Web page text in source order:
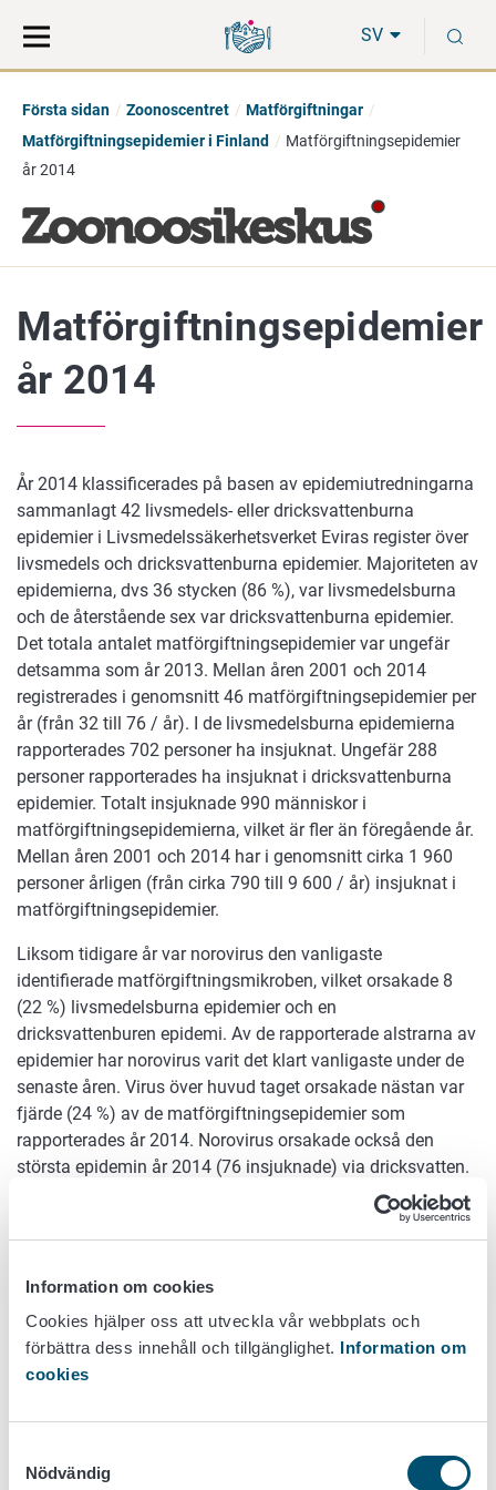
Information om cookies
Cookies hjälper oss att utveckla vår webbplats och
förbättra dess innehåll och tillgänglighet. Information om
cookies
Nödvändig
direkt
till
på
hela
SV
Första sidan Zoonoscentret
Matförgiftningar
Matförgiftningsepidemier i Finland
Matförgiftningsepidemier
år 2014
Matförgiftningsepidemier
år 2014
År 2014 klassificerades på basen av epidemiutredningarna
sammanlagt 42 livsmedels- eller dricksvattenburna
epidemier i Livsmedelssäkerhetsverket Eviras register över
livsmedels och dricksvattenburna epidemier. Majoriteten av
epidemierna, dvs 36 stycken (86 %), var livsmedelsburna
och de återstående sex var dricksvattenburna epidemier.
Det totala antalet matförgiftningsepidemier var ungefär
detsamma som år 2013. Mellan åren 2001 och 2014
registrerades i genomsnitt 46 matförgiftningsepidemier per
år (från 32 till 76 / år). I de livsmedelsburna epidemierna
rapporterades 702 personer ha insjuknat. Ungefär 288
personer rapporterades ha insjuknat i dricksvattenburna
epidemier. Totalt insjuknade 990 människor i
matförgiftningsepidemierna, vilket är fler än föregående år.
Mellan åren 2001 och 2014 har i genomsnitt cirka 1 960
personer årligen (från cirka 790 till 9 600 / år) insjuknat i
matförgiftningsepidemier.
Liksom tidigare år var norovirus den vanligaste
identifierade matförgiftningsmikroben, vilket orsakade 8
(22 %) livsmedelsburna epidemier och en
dricksvattenburen epidemi. Av de rapporterade alstrarna av
epidemier har norovirus varit det klart vanligaste under de
senaste åren. Virus över huvud taget orsakade nästan var
fjärde (24 %) av de matförgiftningsepidemier som
rapporterades år 2014. Norovirus orsakade också den
största epidemin år 2014 (76 insjuknade) via dricksvatten.
I Finland konstaterades under året 12 sjukdomsfall
relaterade till en mera omfattande Hepatit A -virusepidemi. I
europeiska länder. Av bakterierna orsakade
pseudotuberculosisen relativt stor epidemi där 55 personer
insjuknade via obehandlad mjölk.Bacillus cereusorsakade
två ochClostridium perfringens
livsmedelsburen och en dricksvattenburen epidemi och
utgjorde dessutom andra alstrare i två epidemier. EHEC
orsakade en liten brunnsvattenepidemi. Salmonella